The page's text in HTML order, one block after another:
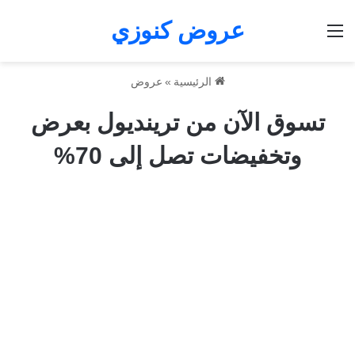
عروض كنوزي
الرئيسية » عروض
تسوق الآن من ترينديول بعرض
وتخفيضات تصل إلى 70%